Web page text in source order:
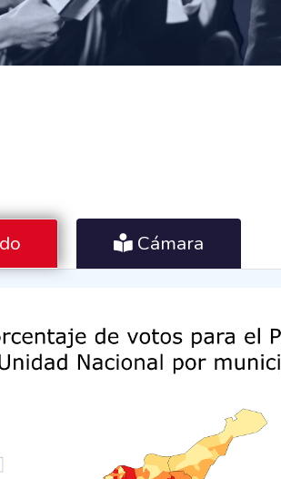
Cámara